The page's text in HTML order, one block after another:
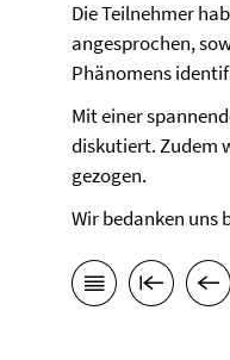
Die Teilnehmer
angesprochen,
Phänomens
Mit einer
diskutiert. Zudem
gezogen.
Wir bedanken uns